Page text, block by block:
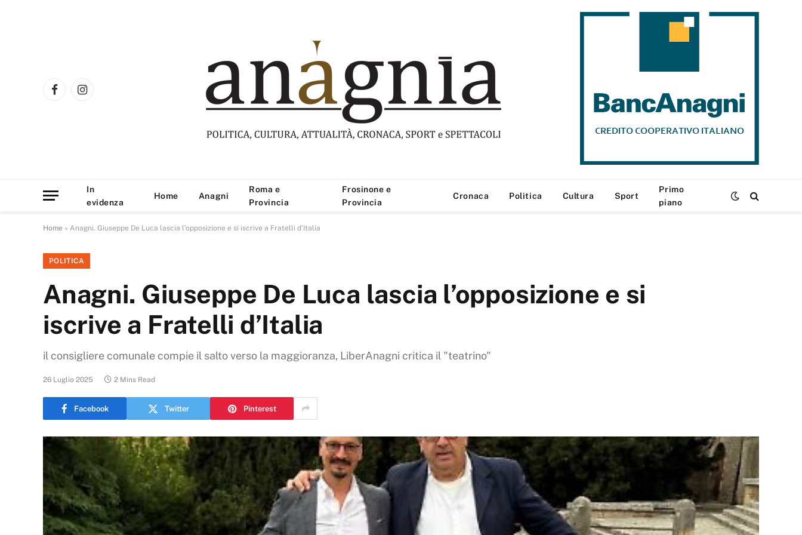
FacebookInstagram
In
evidenza
Home Anagni
Roma e
Provincia
Frosinone e
Provincia
Cronaca Politica Cultura Sport
Primo
piano
Home » Anagni. Giuseppe De Luca lascia l’opposizione e si iscrive a Fratelli d’Italia
POLITICA
Anagni. Giuseppe De Luca lascia l’opposizione e si
iscrive a Fratelli d’Italia
il consigliere comunale compie il salto verso la maggioranza, LiberAnagni critica il "teatrino"
26 Luglio 2025 2 Mins Read
Facebook Twitter Pinterest